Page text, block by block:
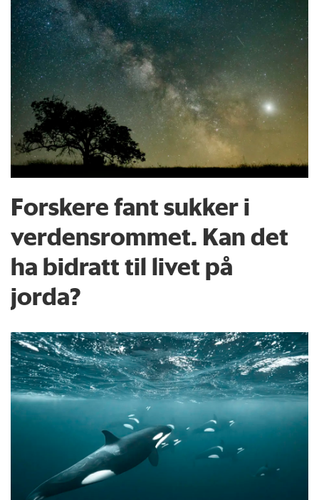
Forskere fant sukker i
verdensrommet. Kan det
ha bidratt til livet på
jorda?